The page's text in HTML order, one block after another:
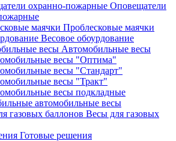
Оповещатели
Проблесковые маячки
Весовое обоурдование
Автомобильные весы
весы "Оптима"
весы "Стандарт"
весы "Тракт"
весы подкладные
автомобильные весы
Весы для газовых
Готовые решения